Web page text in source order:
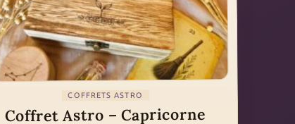
COFFRETS ASTRO
Coffret Astro – Capricorne